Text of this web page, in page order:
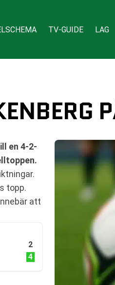
TV-GUIDE LAG
en 4-2-
topp.
att
2
4